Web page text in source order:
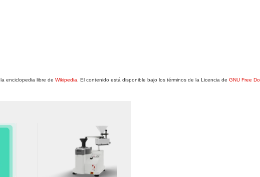
enciclopedia libre de Wikipedia . El contenido está disponible bajo los términos de la Licencia de GNU Free